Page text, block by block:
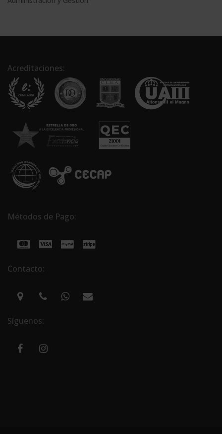
Acreditaciones:
Métodos de Pago:
Contacto:
Síguenos: